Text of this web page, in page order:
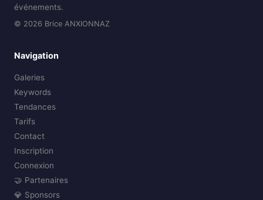
événements.
© 2026 Brice ANXIONNAZ
Navigation
Galeries
Keywords
Tendances
Tarifs
Contact
Inscription
Connexion
🤝 Partenaires
💎 Sponsors